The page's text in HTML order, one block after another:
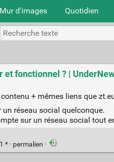
Mur d'images Quotidien
et fonctionnel ? |
+ mêmes liens que
réseau social quelconque.
sur un réseau social tout
* · permalien ·